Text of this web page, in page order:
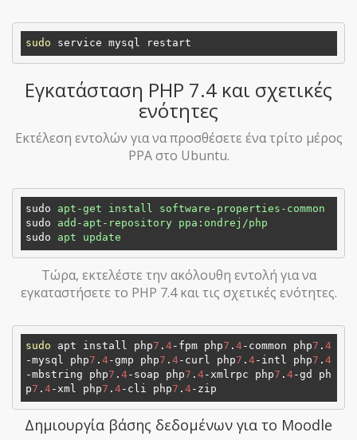
sudo
Εγκατάσταση PHP 7.4 και σχετικές
ενότητες
Εκτέλεση εντολών για να προσθέσετε ένα τρίτο μέρος
PPA στο Ubuntu.
sudo
apt-get install software-properties-common
sudo
add-apt-repository ppa:ondrej/php
sudo
apt update
Τώρα, εκτελέστε την ακόλουθη εντολή για να
εγκαταστήσετε το PHP 7.4 και τις σχετικές ενότητες.
sudo apt install php7 . 4-fpm php7 . 4-common php7 . 4
-mysql php7 . 4-gmp php7 . 4-curl php7 . 4-intl php7 . 4
-mbstring php7 . 4-soap php7 . 4-xmlrpc php7 . 4-gd ph
p7 . 4-xml php7 . 4-cli php7 . 4
Δημιουργία βάσης δεδομένων για το Moodle